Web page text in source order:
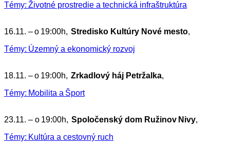
Témy: Životné prostredie a technická infraštruktúra
16.11. – o 19:00h, Stredisko Kultúry Nové mesto,
Témy: Územný a ekonomický rozvoj
18.11. – o 19:00h, Zrkadlový háj Petržalka,
Témy: Mobilita a Šport
23.11. – o 19:00h, Spoločenský dom Ružinov Nivy,
Témy: Kultúra a cestovný ruch